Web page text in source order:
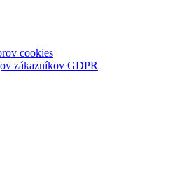
cookies
zákazníkov GDPR